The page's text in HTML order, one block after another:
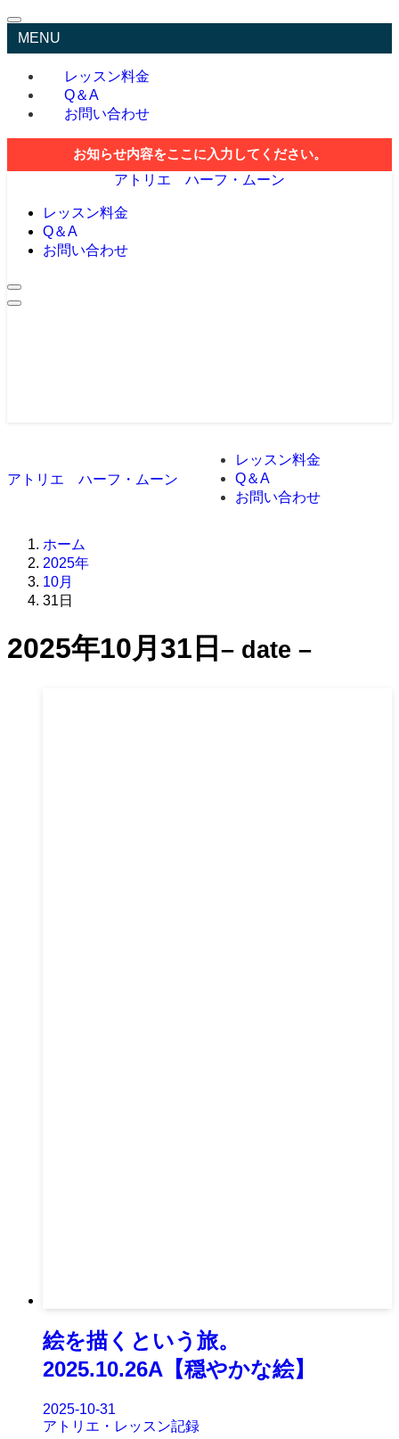
MENU
レッスン料金
Q＆A
お問い合わせ
お知らせ内容をここに入力してください。
アトリエ ハーフ・ムーン
レッスン料金
Q＆A
お問い合わせ
アトリエ ハーフ・ムーン
レッスン料金
Q＆A
お問い合わせ
ホーム
2025年
10月
31日
2025年10月31日 – date –
絵を描くという旅。
2025.10.26A【穏やかな絵】
2025-10-31
アトリエ・レッスン記録